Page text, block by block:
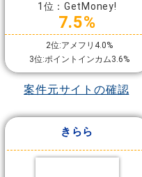
1位：GetMoney!
7.5%
2位:アメフリ4.0%
3位:ポイントインカム3.6%
案件元サイトの確認
きらら